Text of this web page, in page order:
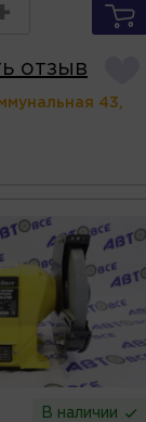
отзыв
43,
В наличии